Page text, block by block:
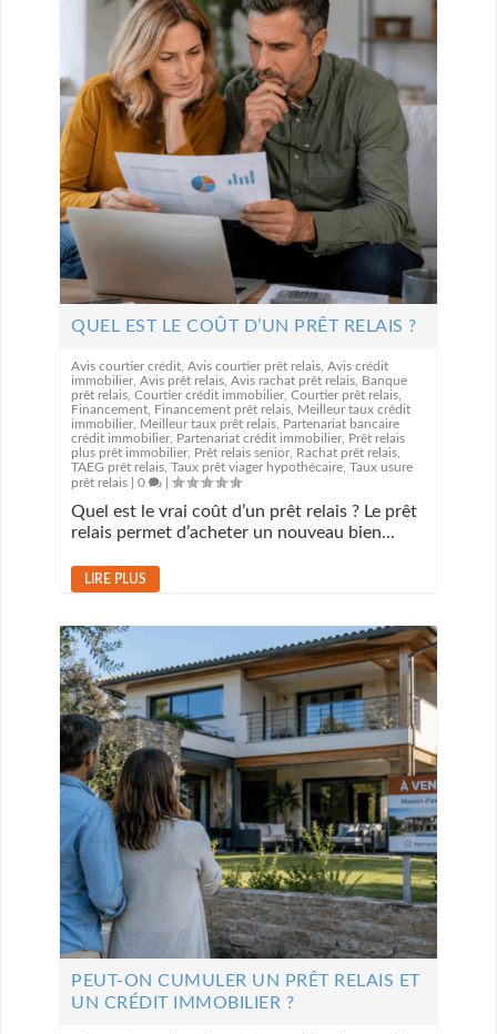
QUEL EST LE COÛT D’UN PRÊT RELAIS ?
Avis courtier crédit ,Avis courtier prêt relais ,Avis crédit
immobilier ,Avis prêt relais ,Avis rachat prêt relais Banque
prêt relais ,Courtier crédit immobilier ,Courtier prêt relais
Financement Financement prêt relais Meilleur taux crédit
immobilier Meilleur taux prêt relais Partenariat bancaire
crédit immobilier Partenariat crédit immobilier Prêt relais
plus prêt immobilier Prêt relais senior Rachat prêt relais
TAEG prêt relais ,Taux prêt viager hypothécaire ,Taux usure
prêt relais |0 |
Quel est le vrai coût d’un prêt relais ? Le prêt
relais permet d’acheter un nouveau bien...
LIRE PLUS
PEUT-ON CUMULER UN PRÊT RELAIS ET
UN CRÉDIT IMMOBILIER ?